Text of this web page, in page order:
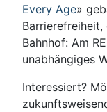
Every Age»
Bahnhof: Am
unabhängiges
Interessiert?